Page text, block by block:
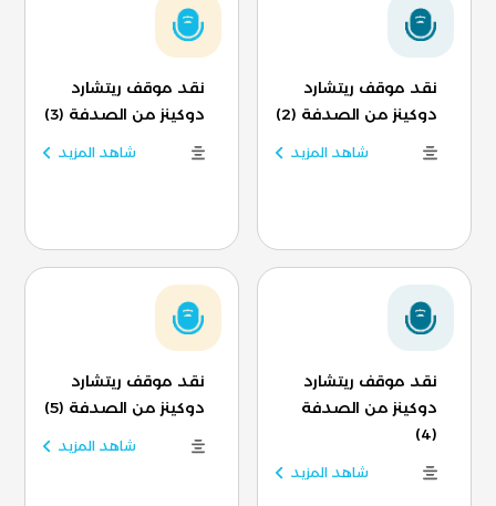
نقد موقف ريتشارد
دوكينز من الصدفة (2)
شاهد المزيد
نقد موقف ريتشارد
دوكينز من الصدفة (3)
شاهد المزيد
نقد موقف ريتشارد
دوكينز من الصدفة
(4)
شاهد المزيد
نقد موقف ريتشارد
دوكينز من الصدفة (5)
شاهد المزيد